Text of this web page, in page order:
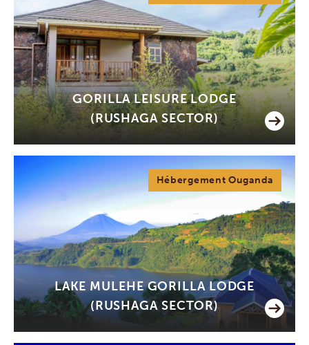
GORILLA LEISURE LODGE
(RUSHAGA SECTOR)
Hébergement Ouganda
LAKE MULEHE GORILLA LODGE
(RUSHAGA SECTOR)